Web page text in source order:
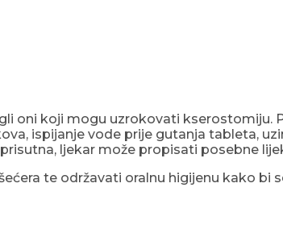
oni koji mogu uzrokovati kserostomiju.
ispijanje vode prije gutanja tableta,
ljekar može propisati posebne
te održavati oralnu higijenu kako bi